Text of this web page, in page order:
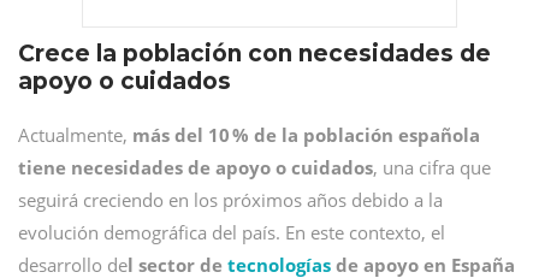
Crece la población con necesidades de
apoyo o cuidados
Actualmente, más del 10 % de la población española
tiene necesidades de apoyo o cuidados, una cifra que
seguirá creciendo en los próximos años debido a la
evolución demográfica del país. En este contexto, el
desarrollo del sector de tecnologías de apoyo en España